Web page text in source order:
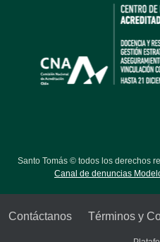
Santo Tomás © todos los derechos
Canal de denuncias
Contáctanos Términos y